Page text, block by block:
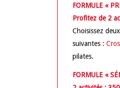
FORMULE «
Profitez de 2
Choisissez
suivantes :
pilates.
FORMULE «